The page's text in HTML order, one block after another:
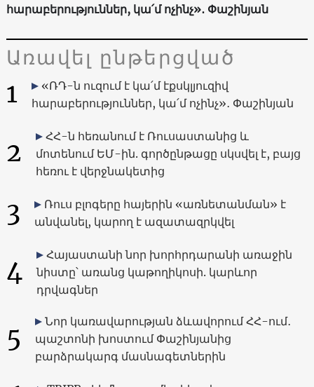
հարաբերություններ, կա՛մ ոչինչ»․ Փաշինյան
Առավել ընթերցված
1
«ՌԴ-ն ուզում է կա՛մ էքսկլյուզիվ
հարաբերություններ, կա՛մ ոչինչ»․ Փաշինյան
2
ՀՀ-ն հեռանում է Ռուսաստանից և
մոտենում ԵՄ-ին. գործընթացը սկսվել է, բայց
հեռու է վերջնակետից
3
Ռուս բլոգերը հայերին «առնետանման» է
անվանել, կարող է ազատազրկվել
4
Հայաստանի նոր խորհրդարանի առաջին
նիստը՝ առանց կաթողիկոսի. կարևոր
դրվագներ
5
Նոր կառավարության ձևավորում ՀՀ-ում․
պաշտոնի խոստում Փաշինյանից
բարձրակարգ մասնագետներին